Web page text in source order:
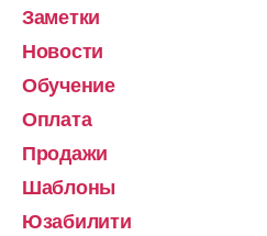
Заметки
Новости
Обучение
Оплата
Продажи
Шаблоны
Юзабилити